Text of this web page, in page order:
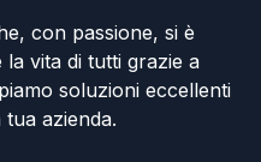
con passione, si è
vita di tutti grazie a
soluzioni eccellenti
azienda.